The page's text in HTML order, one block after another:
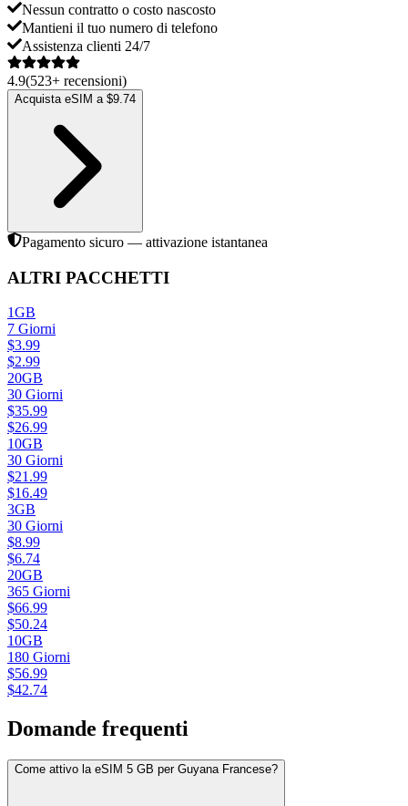
Nessun contratto o costo nascosto
Mantieni il tuo numero di telefono
Assistenza clienti 24/7
4.9(523+ recensioni)
Acquista eSIM a $9.74
Pagamento sicuro — attivazione istantanea
ALTRI PACCHETTI
1GB
7 Giorni
$3.99
$2.99
20GB
30 Giorni
$35.99
$26.99
10GB
30 Giorni
$21.99
$16.49
3GB
30 Giorni
$8.99
$6.74
20GB
365 Giorni
$66.99
$50.24
10GB
180 Giorni
$56.99
$42.74
Domande frequenti
Come attivo la eSIM 5 GB per Guyana Francese?